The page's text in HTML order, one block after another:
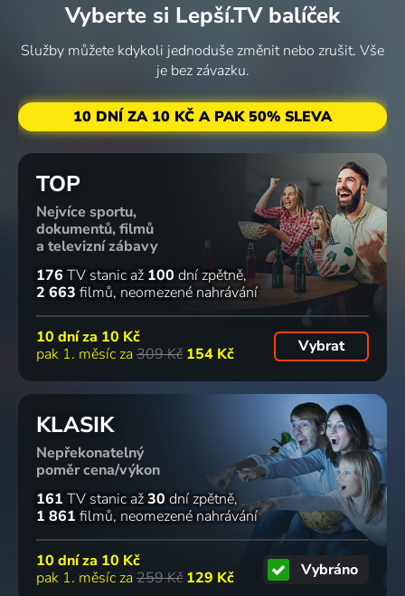
Vyberte si Lepší.TV balíček
Služby můžete kdykoli jednoduše změnit nebo zrušit. Vše
je bez závazku.
10 DNÍ ZA 10 KČ A PAK 50% SLEVA
TOP
Nejvíce sportu,
dokumentů, filmů
a televizní zábavy
176 TV stanic až 100 dní zpětně
2 663 filmů neomezené nahrávání
10 dní za 10 Kč
pak 1. měsíc za 309 Kč 154 Kč Vybrat
KLASIK
Nepřekonatelný
poměr cena/výkon
161 TV stanic až30 dní zpětně
1 861 filmů neomezené nahrávání
10 dní za 10 Kč
pak 1. měsíc za 259 Kč 129 Kč Vybráno